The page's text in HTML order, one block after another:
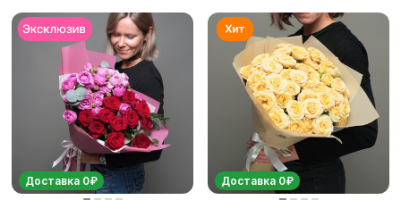
Доставка 0₽ Доставка 0₽